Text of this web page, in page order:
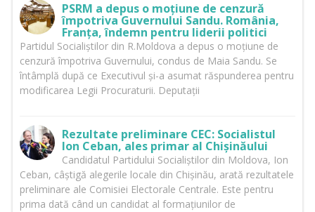
PSRM a depus o moțiune de cenzură
împotriva Guvernului Sandu. România,
Franța, îndemn pentru liderii politici
Partidul Socialiștilor din R.Moldova a depus o moțiune de
cenzură împotriva Guvernului, condus de Maia Sandu. Se
întâmplă după ce Executivul și-a asumat răspunderea pentru
modificarea Legii Procuraturii. Deputații
Rezultate preliminare CEC: Socialistul
Ion Ceban, ales primar al Chișinăului
Candidatul Partidului Socialiștilor din Moldova, Ion
Ceban, câștigă alegerile locale din Chișinău, arată rezultatele
preliminare ale Comisiei Electorale Centrale. Este pentru
prima dată când un candidat al formațiunilor de